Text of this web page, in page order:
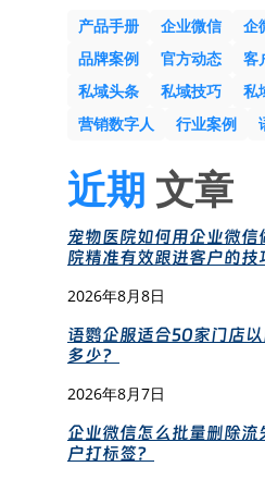
产品手册 企业微信 企
品牌案例
官方动态 客
私域头条
私域技巧 私
营销数字人
行业案例
近期 文章
宠物医院如何用企业微
院精准有效跟进客户的技
2026年8月8日
语鹦企服适合50家门店
多少？
2026年8月7日
企业微信怎么批量删除
户打标签？